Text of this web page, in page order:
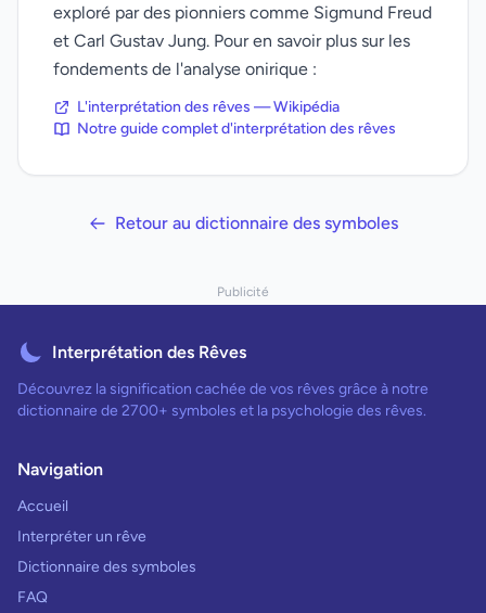
exploré par des pionniers comme Sigmund Freud
et Carl Gustav Jung. Pour en savoir plus sur les
fondements de l'analyse onirique :
L'interprétation des rêves — Wikipédia
Notre guide complet d'interprétation des rêves
Retour au dictionnaire des symboles
Publicité
Interprétation des Rêves
Découvrez la signification cachée de vos rêves grâce à notre
dictionnaire de 2700+ symboles et la psychologie des rêves.
Navigation
Accueil
Interpréter un rêve
Dictionnaire des symboles
FAQ